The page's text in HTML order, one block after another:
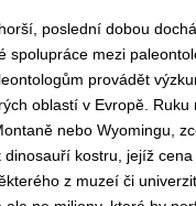
poslední dobou
spolupráce mezi
provádět
oblastí v Evropě.
nebo Wyomingu,
dinosauří kostru, jejíž
z muzeí či